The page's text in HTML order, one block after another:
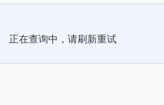
正在查询中，请刷新重试